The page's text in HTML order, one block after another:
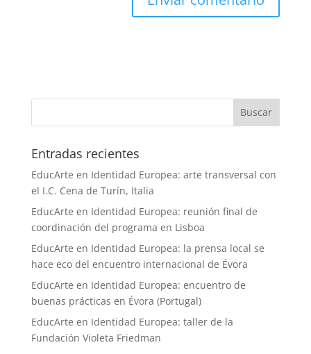
Entradas recientes
EducArte en Identidad Europea: arte transversal con
el I.C. Cena de Turín, Italia
EducArte en Identidad Europea: reunión final de
coordinación del programa en Lisboa
EducArte en Identidad Europea: la prensa local se
hace eco del encuentro internacional de Évora
EducArte en Identidad Europea: encuentro de
buenas prácticas en Évora (Portugal)
EducArte en Identidad Europea: taller de la
Fundación Violeta Friedman